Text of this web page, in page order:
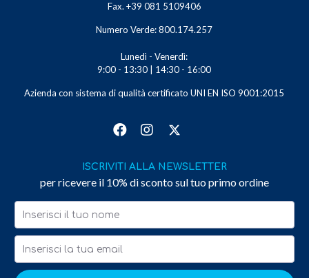
Fax. +39 081 5109406
Numero Verde: 800.174.257
Lunedì - Venerdì:
9:00 - 13:30 | 14:30 - 16:00
Azienda con sistema di qualità certificato UNI EN ISO 9001:2015
ISCRIVITI ALLA NEWSLETTER
per ricevere il 10% di sconto sul tuo primo ordine